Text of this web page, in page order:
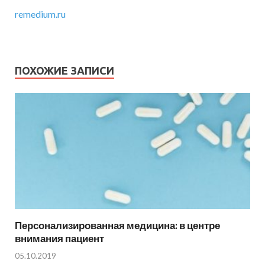
remedium.ru
ПОХОЖИЕ ЗАПИСИ
Персонализированная медицина: в центре
внимания пациент
05.10.2019